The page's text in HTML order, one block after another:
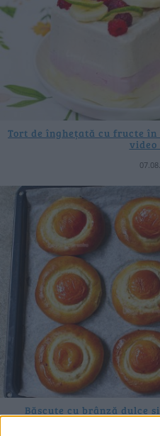
Tort de înghețată cu fructe
video
Băscuțe cu brânză dulce